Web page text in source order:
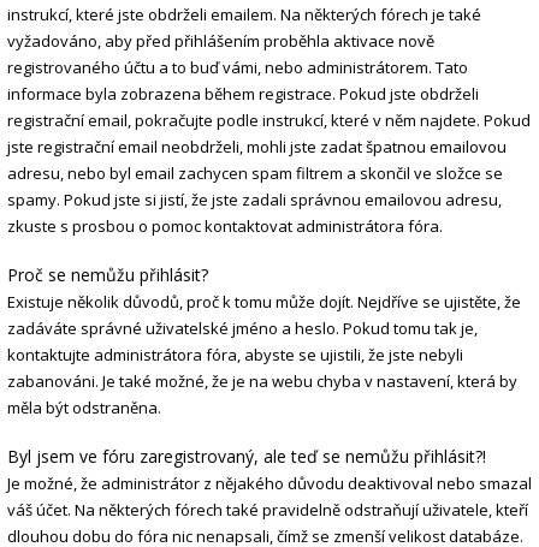
instrukcí, které jste obdrželi emailem. Na některých fórech je také
vyžadováno, aby před přihlášením proběhla aktivace nově
registrovaného účtu a to buď vámi, nebo administrátorem. Tato
informace byla zobrazena během registrace. Pokud jste obdrželi
registrační email, pokračujte podle instrukcí, které v něm najdete. Pokud
jste registrační email neobdrželi, mohli jste zadat špatnou emailovou
adresu, nebo byl email zachycen spam filtrem a skončil ve složce se
spamy. Pokud jste si jistí, že jste zadali správnou emailovou adresu,
zkuste s prosbou o pomoc kontaktovat administrátora fóra.
Proč se nemůžu přihlásit?
Existuje několik důvodů, proč k tomu může dojít. Nejdříve se ujistěte, že
zadáváte správné uživatelské jméno a heslo. Pokud tomu tak je,
kontaktujte administrátora fóra, abyste se ujistili, že jste nebyli
zabanováni. Je také možné, že je na webu chyba v nastavení, která by
měla být odstraněna.
Byl jsem ve fóru zaregistrovaný, ale teď se nemůžu přihlásit?!
Je možné, že administrátor z nějakého důvodu deaktivoval nebo smazal
váš účet. Na některých fórech také pravidelně odstraňují uživatele, kteří
dlouhou dobu do fóra nic nenapsali, čímž se zmenší velikost databáze.